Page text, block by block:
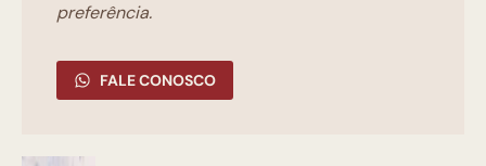
preferência.
FALE CONOSCO